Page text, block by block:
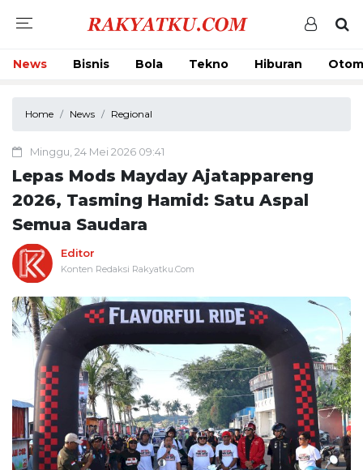
News Bisnis Bola Tekno Hiburan
Home News Regional
Minggu, 24 Mei 2026 09:41
Lepas Mods Mayday Ajatappareng
2026, Tasming Hamid: Satu Aspal
Semua Saudara
Editor
Konten Redaksi Rakyatku.Com